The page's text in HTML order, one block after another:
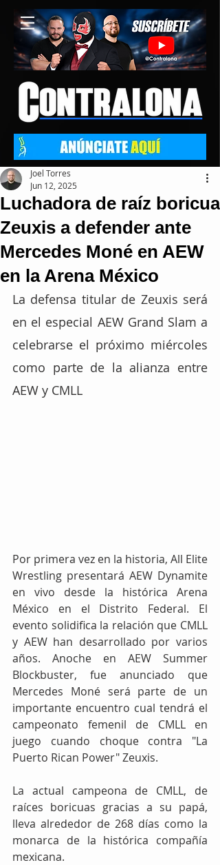
Luchadora de raíz boricua
Zeuxis a defender ante
Mercedes Moné en AEW
en la Arena México
Joel Torres
Jun 12, 2025
La defensa titular de Zeuxis será
en el especial AEW Grand Slam a
celebrarse el próximo miércoles
como parte de la alianza entre
AEW y CMLL
Por primera vez en la historia, All Elite
Wrestling presentará AEW Dynamite
en vivo desde la histórica Arena
México en el Distrito Federal. El
evento solidifica la relación que CMLL
y AEW han desarrollado por varios
años. Anoche en AEW Summer
Blockbuster, fue anunciado que
Mercedes Moné será parte de un
importante encuentro cual tendrá el
campeonato femenil de CMLL en
juego cuando choque contra "La
Puerto Rican Power" Zeuxis.
La actual campeona de CMLL, de
raíces boricuas gracias a su papá,
lleva alrededor de 268 días como la
monarca de la histórica compañía
mexicana.